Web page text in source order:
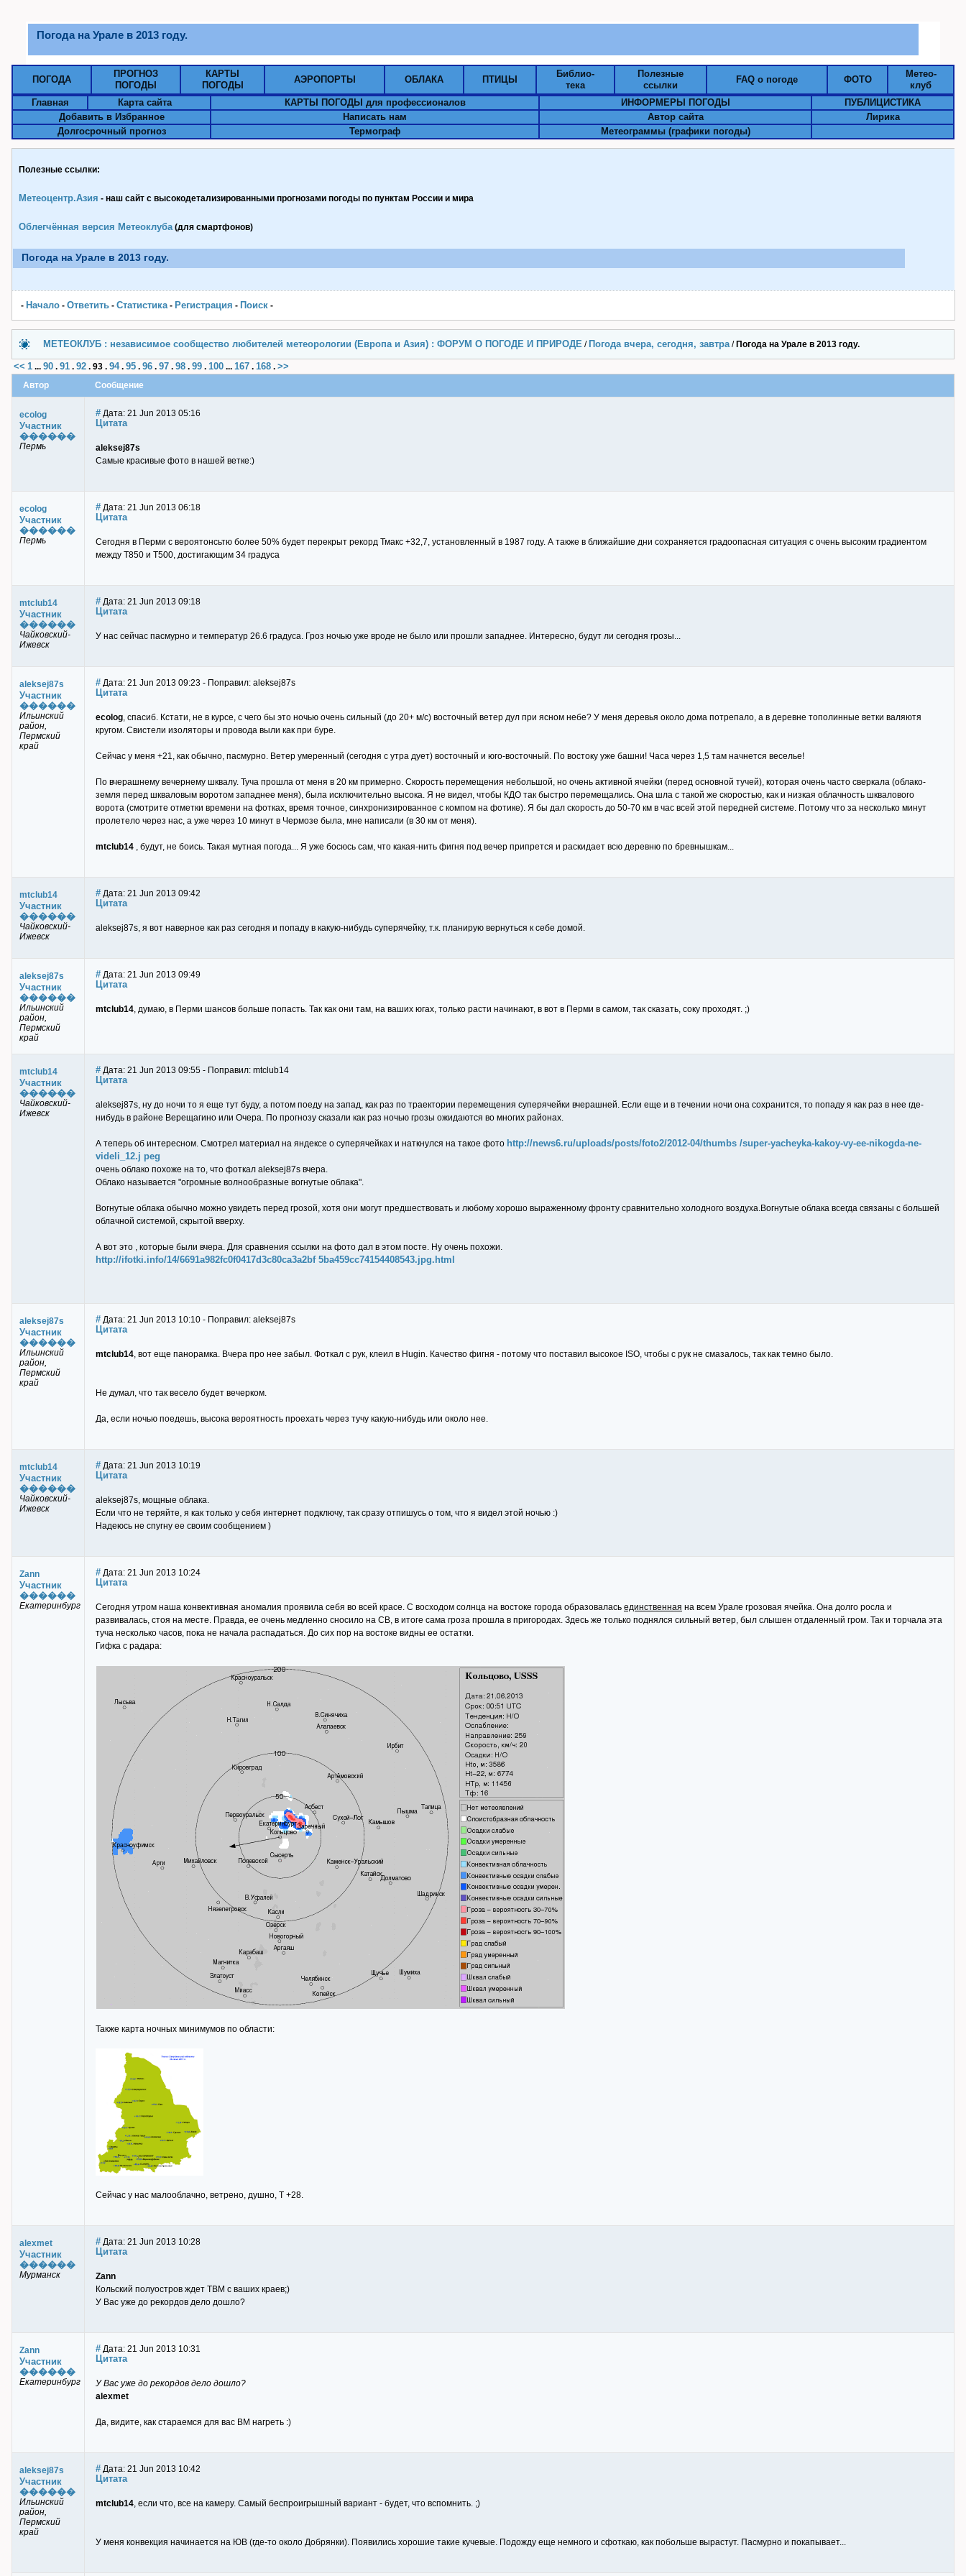
Погода на Урале в 2013 году.
ПОГОДА
ПРОГНОЗ
ПОГОДЫ
КАРТЫ
ПОГОДЫ
АЭРОПОРТЫ ОБЛАКА ПТИЦЫ
Библио-
тека
Полезные
ссылки
FAQ о погоде ФОТО
Метео-
клуб
Главная
Карта сайта КАРТЫ ПОГОДЫ для профессионалов ИНФОРМЕРЫ ПОГОДЫ
ПУБЛИЦИСТИКА
Добавить в Избранное
Написать нам Автор сайта
Лирика
Долгосрочный прогноз
Термограф Метеограммы (графики погоды)
Полезные ссылки:
Метеоцентр.Азия - наш сайт с высокодетализированными прогнозами погоды по пунктам Pоссии и мира
Облегчённая версия Метеоклуба(для смартфонов)
Погода на Урале в 2013 году.
- Начало - Ответить - Статистика- Pегистрация - Поиск -
МЕТЕОКЛУБ : независимое сообщество любителей метеорологии (Европа и Азия) : ФОРУМ О ПОГОДЕ И ПРИРОДЕ / Погода вчера, сегодня, завтра/ Погода на Урале в 2013 году.
<< 1 ... 90 . 91 . 92 . 93 . 94. 95 . 96 . 97 . 98 . 99 . 100 ... 167 . 168 . >>
Автор Сообщение
ecolog
Участник
������
Пермь
# Дата: 21 Jun 2013 05:16
Цитата
aleksej87s
Самые красивые фото в нашей ветке:)
ecolog
Участник
������
Пермь
# Дата: 21 Jun 2013 06:18
Цитата
Сегодня в Перми с вероятонсьтю более 50% будет перекрыт рекорд Тмакс +32,7, установленный в 1987 году. А также в ближайшие дни сохраняется градоопасная ситуация с очень высоким градиентом
между Т850 и Т500, достигающим 34 градуса
mtclub14
Участник
������
Чайковский-
Ижевск
# Дата: 21 Jun 2013 09:18
Цитата
У нас сейчас пасмурно и температур 26.6 градуса. Гроз ночью уже вроде не было или прошли западнее. Интересно, будут ли сегодня грозы...
aleksej87s
Участник
������
Ильинский
район,
Пермский
край
# Дата: 21 Jun 2013 09:23 - Поправил: aleksej87s
Цитата
ecolog, спасиб. Кстати, не в курсе, с чего бы это ночью очень сильный (до 20+ м/с) восточный ветер дул при ясном небе? У меня деревья около дома потрепало, а в деревне тополинные ветки валяютя
кругом. Свистели изоляторы и провода выли как при буре.
Сейчас у меня +21, как обычно, пасмурно. Ветер умеренный (сегодня с утра дует) восточный и юго-восточный. По востоку уже башни! Часа через 1,5 там начнется веселье!
По вчерашнему вечернему шквалу. Туча прошла от меня в 20 км примерно. Скорость перемещения небольшой, но очень активной ячейки (перед основной тучей), которая очень часто сверкала (облако-
земля перед шкваловым воротом западнее меня), была исключительно высока. Я не видел, чтобы КДО так быстро перемещались. Она шла с такой же скоростью, как и низкая облачность шквалового
ворота (смотрите отметки времени на фотках, время точное, синхронизированное с компом на фотике). Я бы дал скорость до 50-70 км в час всей этой передней системе. Потому что за несколько минут
пролетело через нас, а уже через 10 минут в Чермозе была, мне написали (в 30 км от меня).
mtclub14 , будут, не боись. Такая мутная погода... Я уже босюсь сам, что какая-нить фигня под вечер припрется и раскидает всю деревню по бревнышкам...
mtclub14
Участник
������
Чайковский-
Ижевск
# Дата: 21 Jun 2013 09:42
Цитата
aleksej87s, я вот наверное как раз сегодня и попаду в какую-нибудь суперячейку, т.к. планирую вернуться к себе домой.
aleksej87s
Участник
������
Ильинский
район,
Пермский
край
# Дата: 21 Jun 2013 09:49
Цитата
mtclub14, думаю, в Перми шансов больше попасть. Так как они там, на ваших югах, только расти начинают, в вот в Перми в самом, так сказать, соку проходят. ;)
mtclub14
Участник
������
Чайковский-
Ижевск
# Дата: 21 Jun 2013 09:55 - Поправил: mtclub14
Цитата
aleksej87s, ну до ночи то я еще тут буду, а потом поеду на запад, как раз по траектории перемещения суперячейки вчерашней. Если еще и в течении ночи она сохранится, то попаду я как раз в нее где-
нибудь в районе Верещагино или Очера. По прогнозу сказали как раз ночью грозы ожидаются во многих районах.
А теперь об интересном. Смотрел материал на яндексе о суперячейках и наткнулся на такое фото http://news6.ru/uploads/posts/foto2/2012-04/thumbs /super-yacheyka-kakoy-vy-ee-nikogda-ne-
videli_12.j peg
очень облако похоже на то, что фоткал aleksej87s вчера.
Облако называется "огромные волнообразные вогнутые облака".
Вогнутые облака обычно можно увидеть перед грозой, хотя они могут предшествовать и любому хорошо выраженному фронту сравнительно холодного воздуха.Вогнутые облака всегда связаны с большей
облачной системой, скрытой вверху.
А вот это , которые были вчера. Для сравнения ссылки на фото дал в этом посте. Ну очень похожи.
http://ifotki.info/14/6691a982fc0f0417d3c80ca3a2bf 5ba459cc74154408543.jpg.html
aleksej87s
Участник
������
Ильинский
район,
Пермский
край
# Дата: 21 Jun 2013 10:10 - Поправил: aleksej87s
Цитата
mtclub14, вот еще панорамка. Вчера про нее забыл. Фоткал с рук, клеил в Hugin. Качество фигня - потому что поставил высокое ISO, чтобы с рук не смазалось, так как темно было.
Не думал, что так весело будет вечерком.
Да, если ночью поедешь, высока вероятность проехать через тучу какую-нибудь или около нее.
mtclub14
Участник
������
Чайковский-
Ижевск
# Дата: 21 Jun 2013 10:19
Цитата
aleksej87s, мощные облака.
Если что не теряйте, я как только у себя интернет подключу, так сразу отпишусь о том, что я видел этой ночью :)
Надеюсь не спугну ее своим сообщением )
Zann
Участник
������
Екатеринбург
# Дата: 21 Jun 2013 10:24
Цитата
Сегодня утром наша конвективная аномалия проявила себя во всей красе. С восходом солнца на востоке города образовалась единственная на всем Урале грозовая ячейка. Она долго росла и
развивалась, стоя на месте. Правда, ее очень медленно сносило на СВ, в итоге сама гроза прошла в пригородах. Здесь же только поднялся сильный ветер, был слышен отдаленный гром. Так и торчала эта
туча несколько часов, пока не начала распадаться. До сих пор на востоке видны ее остатки.
Гифка с радара:
Также карта ночных минимумов по области:
Сейчас у нас малооблачно, ветрено, душно, Т +28.
alexmet
Участник
������
Мурманск
# Дата: 21 Jun 2013 10:28
Цитата
Zann
Кольский полуостров ждет ТВМ с ваших краев;)
У Вас уже до рекордов дело дошло?
Zann
Участник
������
Екатеринбург
# Дата: 21 Jun 2013 10:31
Цитата
У Вас уже до рекордов дело дошло?
alexmet
Да, видите, как стараемся для вас ВМ нагреть :)
aleksej87s
Участник
������
Ильинский
район,
Пермский
край
# Дата: 21 Jun 2013 10:42
Цитата
mtclub14, если что, все на камеру. Самый беспроигрышный вариант - будет, что вспомнить. ;)
У меня конвекция начинается на ЮВ (где-то около Добрянки). Появились хорошие такие кучевые. Подожду еще немного и сфоткаю, как побольше вырастут. Пасмурно и покапывает...